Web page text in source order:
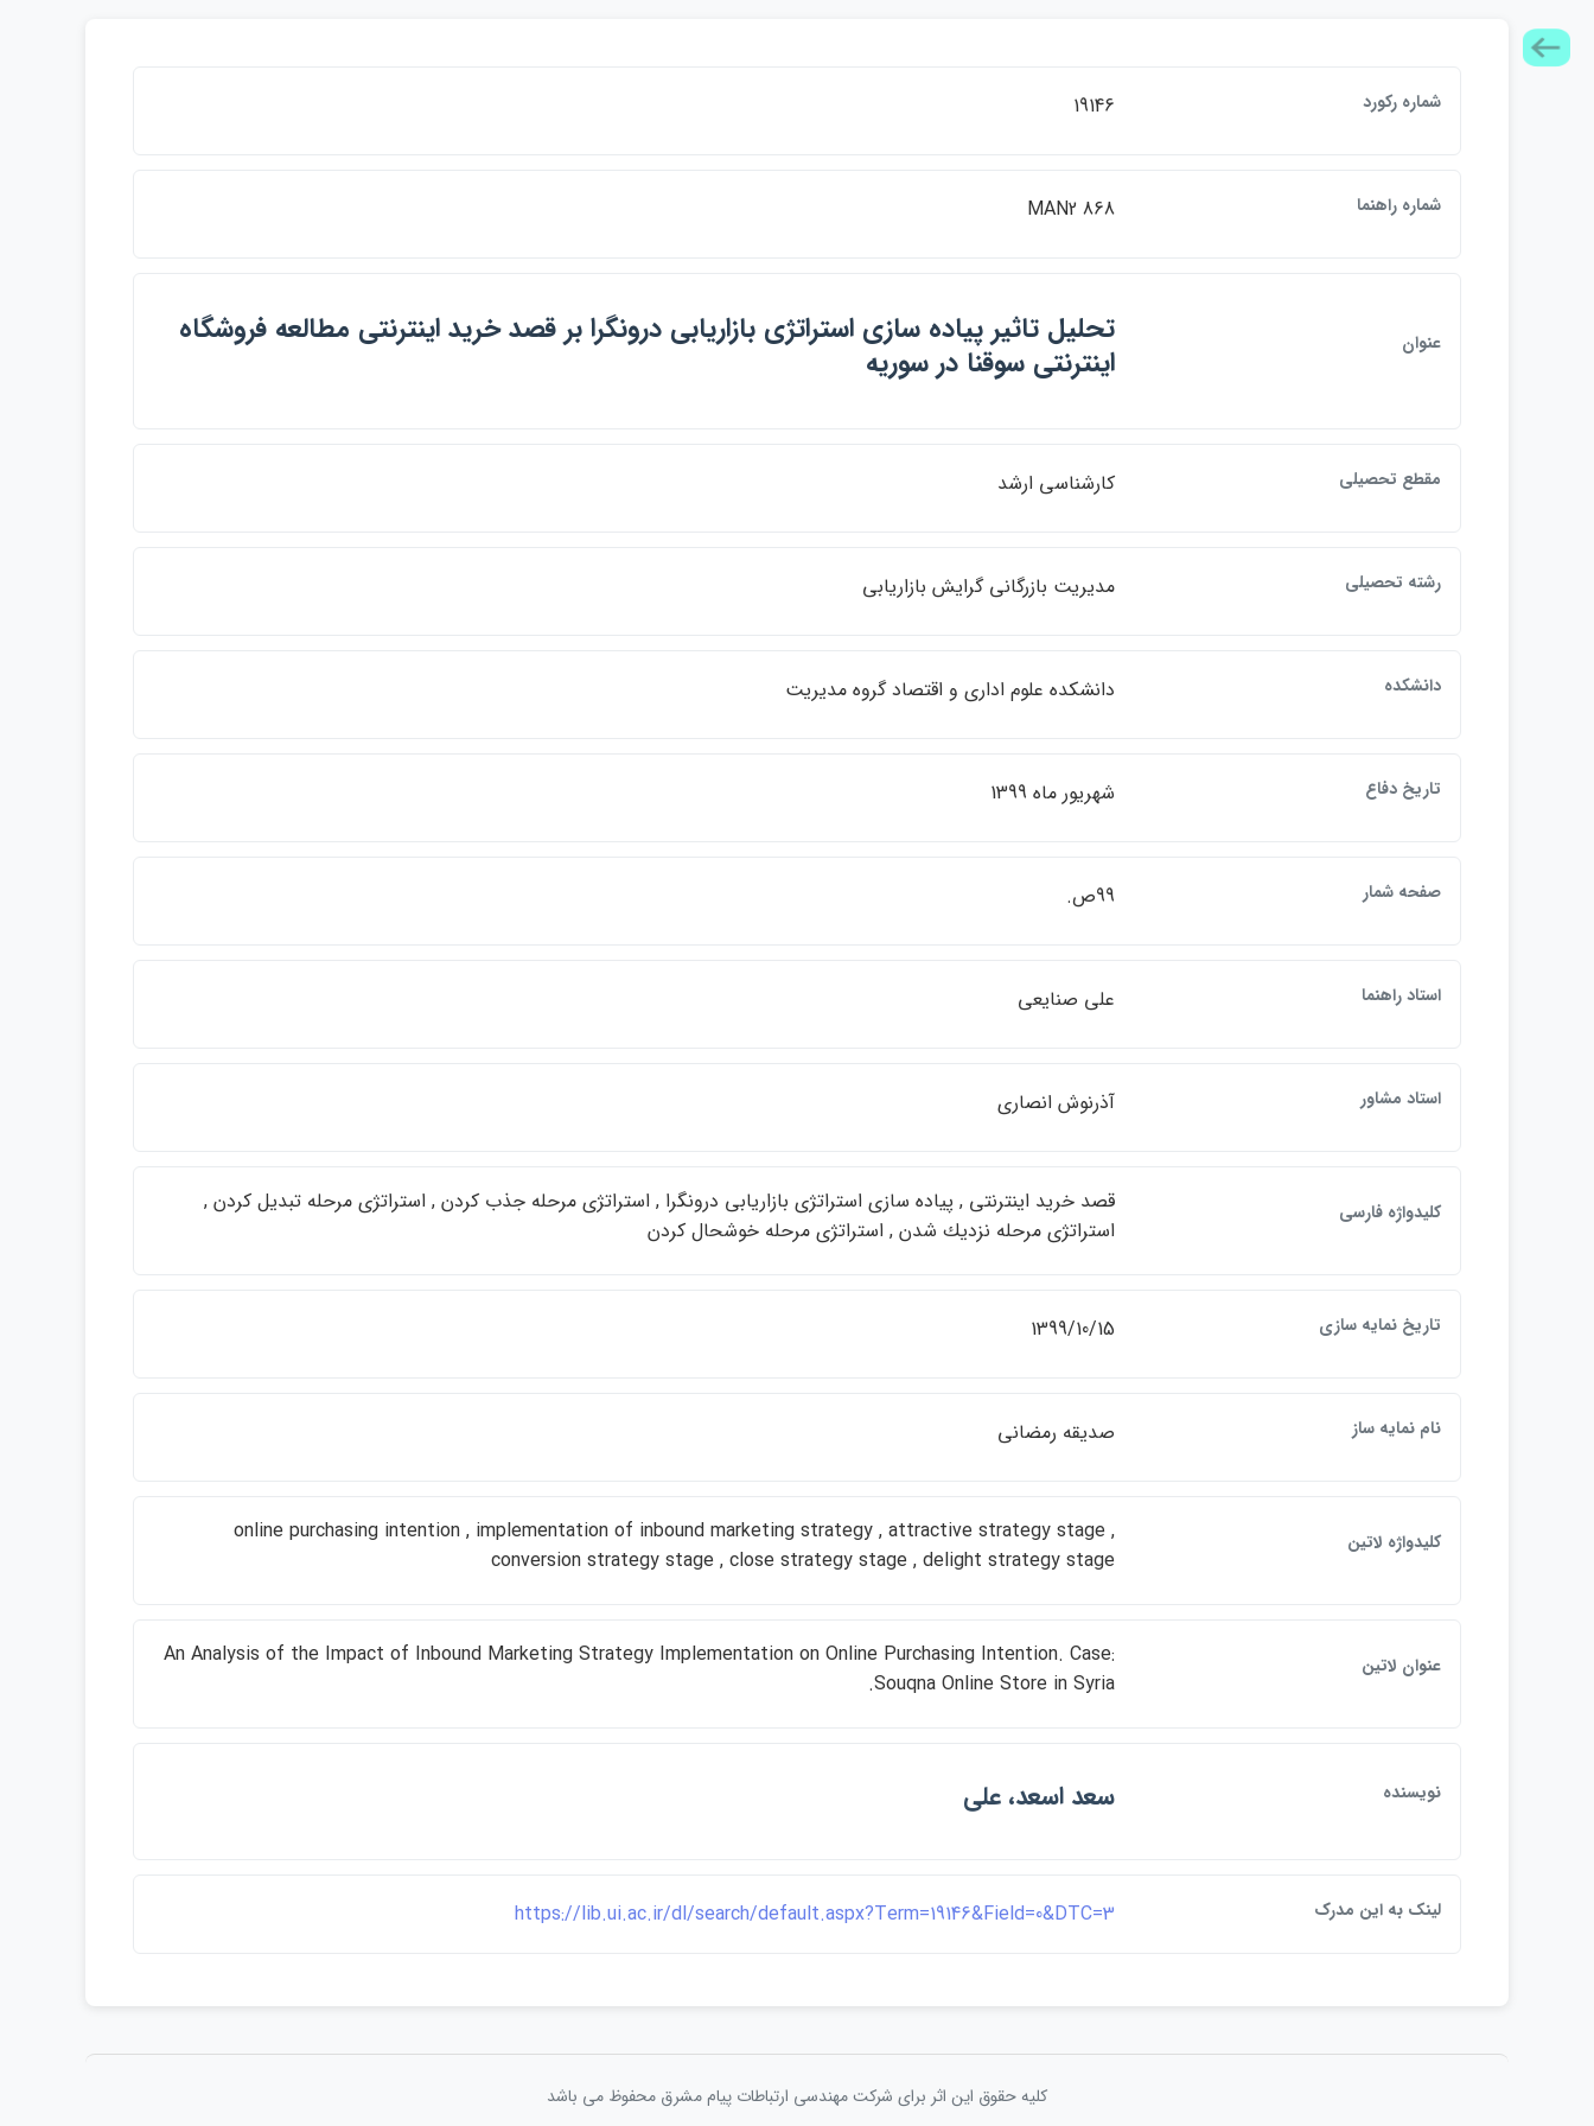
شماره ركورد 19146
شماره راهنما MAN2 868
عنوان
تحليل تاثير پياده سازي استراتژي بازاريابي درونگرا بر قصد خريد اينترنتي مطالعه فروشگاه
اينترنتي سوقنا در سوريه
مقطع تحصيلي كارشناسي ارشد
رشته تحصيلي مديريت بازرگاني گرايش بازاريابي
دانشكده دانشكده علوم اداري و اقتصاد گروه مديريت
تاريخ دفاع شهريور ماه 1399
صفحه شمار 99ص.
استاد راهنما علي صنايعي
استاد مشاور آذرنوش انصاري
كليدواژه فارسي
قصد خريد اينترنتي , پياده سازي استراتژي بازاريابي درونگرا , استراتژي مرحله جذب كردن , استراتژي مرحله تبديل كردن ,
استراتژي مرحله نزديك شدن , استراتژي مرحله خوشحال كردن
تاريخ نمايه سازي 1399/10/15
نام نمايه ساز صديقه رمضاني
كليدواژه لاتين
online purchasing intention , implementation of inbound marketing strategy , attractive strategy stage ,
conversion strategy stage , close strategy stage , delight strategy stage
عنوان لاتين
An Analysis of the Impact of Inbound Marketing Strategy Implementation on Online Purchasing Intention. Case:
Souqna Online Store in Syria.
نويسنده سعد اسعد، علي
لينک به اين مدرک https://lib.ui.ac.ir/dl/search/default.aspx?Term=19146&Field=0&DTC=3
کلیه حقوق این اثر برای شرکت مهندسی ارتباطات پيام مشرق محفوظ می باشد